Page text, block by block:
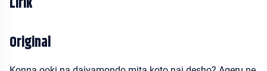
Original